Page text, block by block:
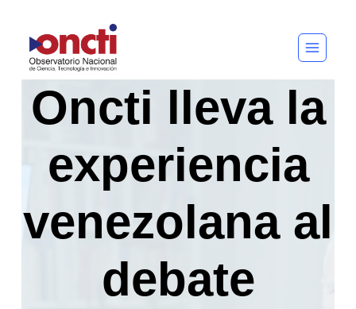
al
contenido
Oncti lleva la
experiencia
venezolana al
debate